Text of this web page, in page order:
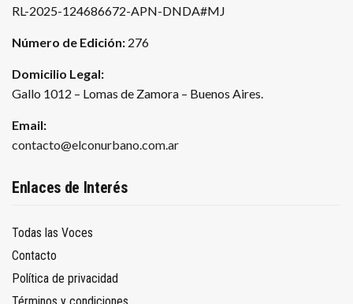
RL-2025-124686672-APN-DNDA#MJ
Número de Edición: 276
Domicilio Legal:
Gallo 1012 – Lomas de Zamora – Buenos Aires.
Email:
contacto@elconurbano.com.ar
Enlaces de Interés
Todas las Voces
Contacto
Política de privacidad